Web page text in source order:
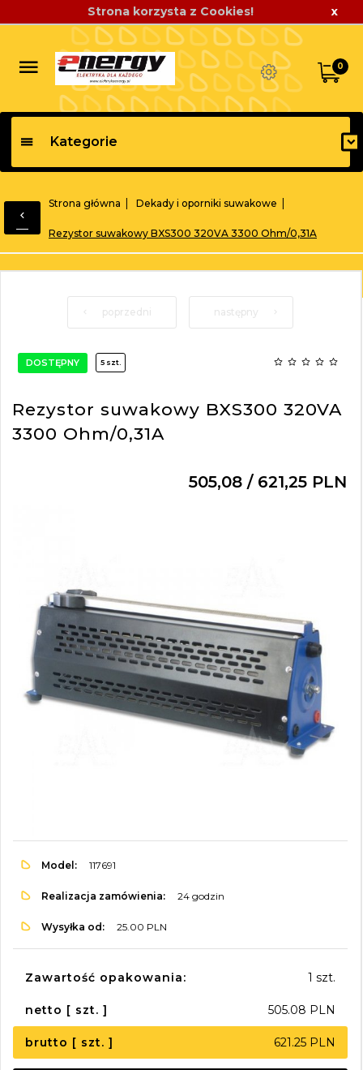
Strona korzysta z Cookies! x
0
Kategorie
Strona główna Dekady i oporniki suwakowe
Rezystor suwakowy BXS300 320VA 3300 Ohm/0,31A
poprzedni następny
DOSTĘPNY 5 szt.
Rezystor suwakowy BXS300 320VA
3300 Ohm/0,31A
505,08 / 621,25 PLN
Model: 117691
Realizacja zamówienia: 24 godzin
Wysyłka od: 25.00 PLN
Zawartość opakowania: 1 szt.
netto [ szt. ] 505.08 PLN
brutto [ szt. ] 621.25 PLN